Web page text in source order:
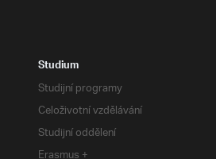
Studium
Studijní programy
Celoživotní vzdělávání
Studijní oddělení